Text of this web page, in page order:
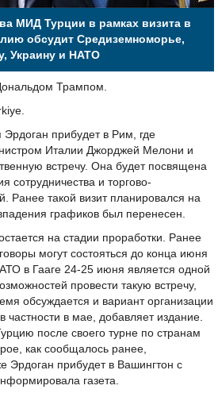
МИД Турции в рамках визита в
обсудит Средиземноморье,
Украину и НАТО
Трампом.
прибудет в Рим, где
Италии Джорджей Мелони и
встречу. Она будет посвящена
сотрудничества и торгово-
Ранее такой визит планировался на
графиков был перенесен.
на стадии проработки. Ранее
могут состояться до конца июня
в Гааге 24-25 июня является одной
провести такую встречу,
обсуждается и вариант организации
частности в мае, добавляет издание.
после своего турне по странам
как сообщалось ранее,
Эрдоган прибудет в Вашингтон с
газета.